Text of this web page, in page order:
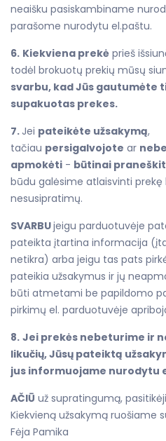
neaišku pasiskambiname
parašome nurodytu el.paštu.
6. Kiekviena prekė prieš
todėl brokuotų prekių mūsų
svarbu, kad Jūs gautumėte
supakuotas prekes.
7. Jei pateikėte užsakymą,
tačiau persigalvojote ar
apmokėti - būtinai
būdu galėsime atlaisvinti
nesusipratimų.
SVARBUjeigu parduotuvėje
pateikta įtartina informacija
netikra) arba jeigu tas pats
pateikia užsakymus ir jų
būti atmetami be papildomo
pirkimų el. parduotuvėje
8. Jei prekės nebeturime ir
likučių, Jūsų pateiktą
jus informuojame nurodytu
AČIŪ už supratingumą,
Kiekvieną užsakymą ruošiame
Fėja Pamika